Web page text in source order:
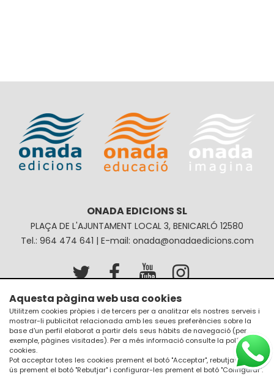
ONADA EDICIONS SL
PLAÇA DE L'AJUNTAMENT LOCAL 3, BENICARLÓ 12580
Tel.: 964 474 641 | E-mail: onada@onadaedicions.com
Avís legal
Política de privacitat
Política de galetes
Condicions de compra
Aquesta pàgina web usa cookies
Utilitzem cookies pròpies i de tercers per a analitzar els nostres serveis i
mostrar-li publicitat relacionada amb les seues preferències sobre la
base d'un perfil elaborat a partir dels seus hàbits de navegació (per
exemple, pàgines visitades). Per a més informació consulte la política de
cookies.
Pot acceptar totes les cookies prement el botó "Acceptar", rebutjar el seu
ús prement el botó "Rebutjar" i configurar-les prement el botó "Configurar".